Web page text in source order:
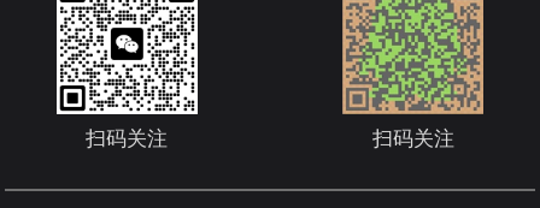
扫码关注 扫码关注